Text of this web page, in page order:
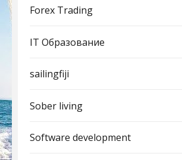
Forex Trading
IT Образование
sailingfiji
Sober living
Software development